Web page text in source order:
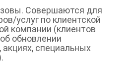
Совершаются для
услуг по клиентской
компании (клиентов
обновлении
специальных